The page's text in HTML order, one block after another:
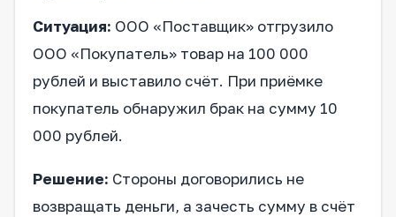
Ситуация: ООО «Поставщик» отгрузило
ООО «Покупатель» товар на 100 000
рублей и выставило счёт. При приёмке
покупатель обнаружил брак на сумму 10
000 рублей.
Решение: Стороны договорились не
возвращать деньги, а зачесть сумму в счёт